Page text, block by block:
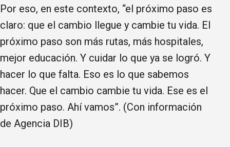
Por eso, en este contexto, “el próximo paso es
claro: que el cambio llegue y cambie tu vida. El
próximo paso son más rutas, más hospitales,
mejor educación. Y cuidar lo que ya se logró. Y
hacer lo que falta. Eso es lo que sabemos
hacer. Que el cambio cambie tu vida. Ese es el
próximo paso. Ahí vamos”. (Con información
de Agencia DIB)